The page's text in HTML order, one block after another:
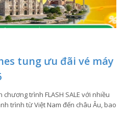
tung ưu đãi vé máy
trình FLASH SALE với nhiều
trình từ Việt Nam đến châu Âu, bao